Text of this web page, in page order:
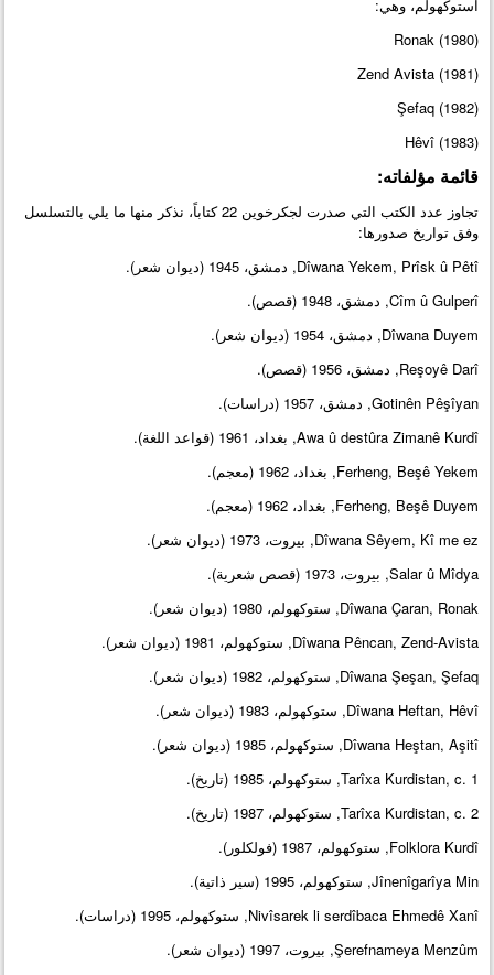
استوكهولم، وهي:
(Ronak (1980
Zend Avista (1981)
Şefaq (1982)
Hêvî (1983)
قائمة مؤلفاته:
تجاوز عدد الكتب التي صدرت لجكرخوين 22 كتاباً، نذكر منها ما يلي بالتسلسل
وفق تواريخ صدورها:
Dîwana Yekem, Prîsk û Pêtî, دمشق، 1945 (ديوان شعر).
Cîm û Gulperî, دمشق، 1948 (قصص).
Dîwana Duyem, دمشق، 1954 (ديوان شعر).
Reşoyê Darî, دمشق، 1956 (قصص).
Gotinên Pêşîyan, دمشق، 1957 (دراسات).
Awa û destûra Zimanê Kurdî, بغداد، 1961 (قواعد اللغة).
Ferheng, Beşê Yekem, بغداد، 1962 (معجم).
Ferheng, Beşê Duyem, بغداد، 1962 (معجم).
Dîwana Sêyem, Kî me ez, بيروت، 1973 (ديوان شعر).
Salar û Mîdya, بيروت، 1973 (قصص شعرية).
Dîwana Çaran, Ronak, ستوكهولم، 1980 (ديوان شعر).
Dîwana Pêncan, Zend-Avista, ستوكهولم، 1981 (ديوان شعر).
Dîwana Şeşan, Şefaq, ستوكهولم، 1982 (ديوان شعر).
Dîwana Heftan, Hêvî, ستوكهولم، 1983 (ديوان شعر).
Dîwana Heştan, Aşitî, ستوكهولم، 1985 (ديوان شعر).
Tarîxa Kurdistan, c. 1, ستوكهولم، 1985 (تاريخ).
Tarîxa Kurdistan, c. 2, ستوكهولم، 1987 (تاريخ).
Folklora Kurdî, ستوكهولم، 1987 (فولكلور).
Jînenîgarîya Min, ستوكهولم، 1995 (سير ذاتية).
Nivîsarek li serdîbaca Ehmedê Xanî, ستوكهولم، 1995 (دراسات).
Şerefnameya Menzûm, بيروت، 1997 (ديوان شعر).